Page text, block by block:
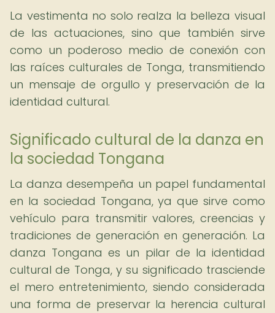
La vestimenta no solo realza la belleza visual
de las actuaciones, sino que también sirve
como un poderoso medio de conexión con
las raíces culturales de Tonga, transmitiendo
un mensaje de orgullo y preservación de la
identidad cultural.
Significado cultural de la danza en
la sociedad Tongana
La danza desempeña un papel fundamental
en la sociedad Tongana, ya que sirve como
vehículo para transmitir valores, creencias y
tradiciones de generación en generación. La
danza Tongana es un pilar de la identidad
cultural de Tonga, y su significado trasciende
el mero entretenimiento, siendo considerada
una forma de preservar la herencia cultural